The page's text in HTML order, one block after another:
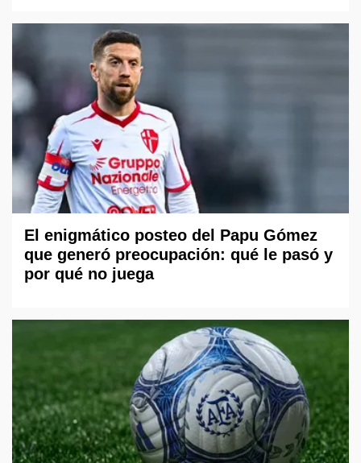
El enigmático posteo del Papu Gómez
que generó preocupación: qué le pasó y
por qué no juega